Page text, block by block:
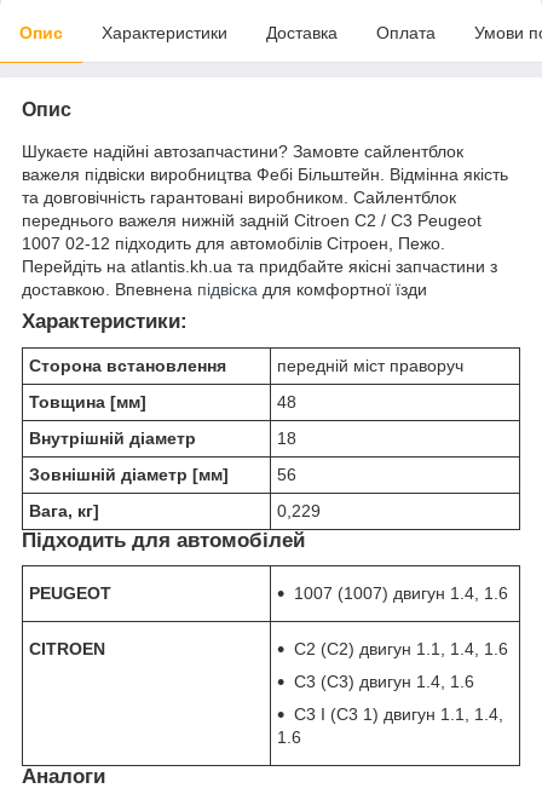
Опис Характеристики Доставка Оплата Умови
Опис
Шукаєте надійні автозапчастини? Замовте сайлентблок
важеля підвіски виробництва Фебі Більштейн. Відмінна якість
та довговічність гарантовані виробником. Сайлентблок
переднього важеля нижній задній Citroen C2 / C3 Peugeot
1007 02-12 підходить для автомобілів Сітроен, Пежо.
Перейдіть на atlantis.kh.ua та придбайте якісні запчастини з
доставкою. Впевнена підвіска для комфортної їзди
Характеристики:
Сторона встановлення
передній міст праворуч
Товщина [мм]
48
Внутрішній діаметр
18
Зовнішній діаметр [мм]
56
Вага, кг]
0,229
Підходить для автомобілей
PEUGEOT 1007 (1007) двигун 1.4, 1.6
CITROEN
C2 (С2) двигун 1.1, 1.4, 1.6
C3 (С3) двигун 1.4, 1.6
C3 I (С3 1) двигун 1.1, 1.4,
1.6
Аналоги